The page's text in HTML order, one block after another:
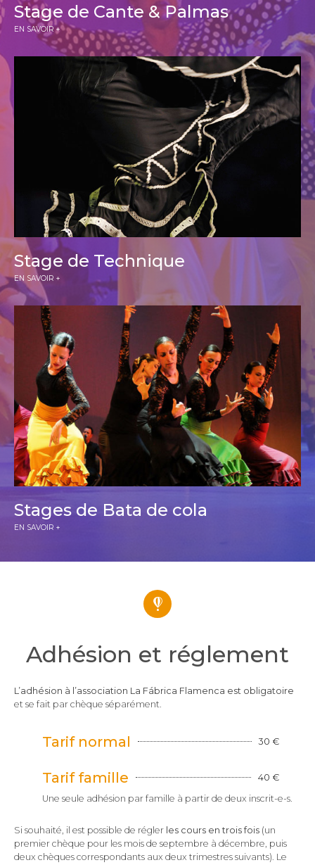
Stage de Cante & Palmas
EN SAVOIR +
Stage de Technique
EN SAVOIR +
Stages de Bata de cola
EN SAVOIR +
Adhésion et réglement
L’adhésion à l’association La Fábrica Flamenca est obligatoire
et se fait par chèque séparément.
Tarif normal 30 €
Tarif famille
40 €
Une seule adhésion par famille à partir de deux inscrit-e-s.
Si souhaité, il est possible de régler les cours en trois fois (un
premier chèque pour les mois de septembre à décembre, puis
deux chèques correspondants aux deux trimestres suivants). Le